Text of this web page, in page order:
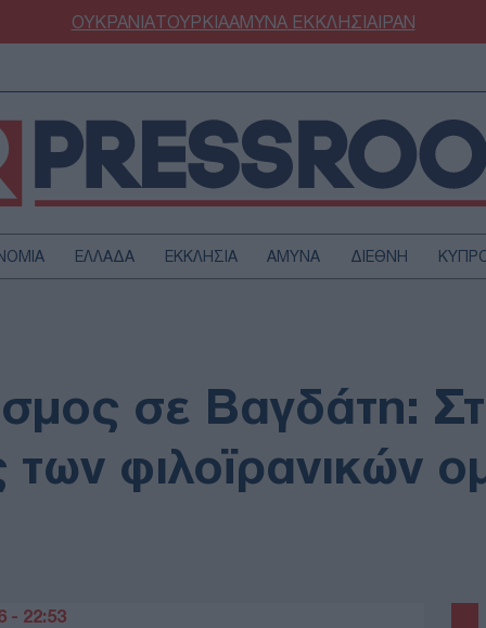
ΟΥΚΡΑΝΙΑΤΟΥΡΚΙΑΑΜΥΝΑΕΚΚΛΗΣΙΑΙΡΑΝ
ΕΛΛΑΔΑ ΕΚΚΛΗΣΙΑ ΑΜΥΝΑ ΔΙΕΘΝΗ
ΥΓΕΙΑ
σε Βαγδάτη:
των φιλοϊρανικών
- 22:53